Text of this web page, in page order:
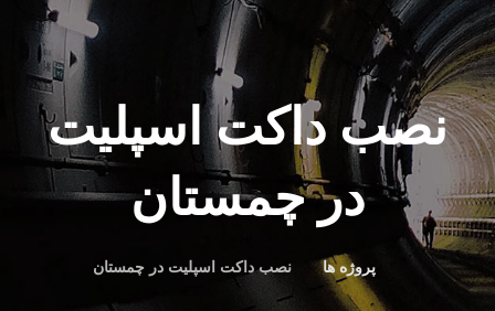
نصب داکت اسپلیت
در چمستان
پروژه ها نصب داکت اسپلیت در چمستان